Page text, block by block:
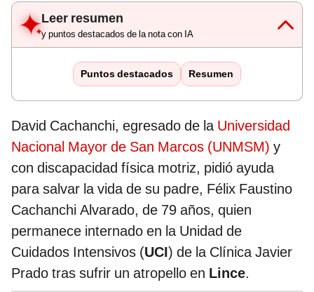
Leer resumen
y puntos destacados de la nota con IA
Puntos destacados Resumen
David Cachanchi, egresado de la Universidad
Nacional Mayor de San Marcos (UNMSM) y
con discapacidad física motriz, pidió ayuda
para salvar la vida de su padre, Félix Faustino
Cachanchi Alvarado, de 79 años, quien
permanece internado en la Unidad de
Cuidados Intensivos (UCI) de la Clínica Javier
Prado tras sufrir un atropello en Lince.